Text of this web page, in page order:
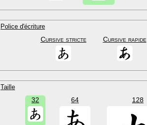
Police d'écriture
Cursive stricte Cursive rapide
Taille
32 64 128